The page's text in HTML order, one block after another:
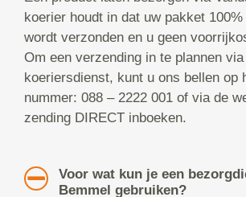
koerier houdt in dat uw pakket
wordt verzonden en u geen
Om een verzending in te plannen
koeriersdienst, kunt u ons bellen op
nummer: 088 – 2222 001 of via de
zending DIRECT inboeken.
Voor wat kun je een
Bemmel gebruiken?